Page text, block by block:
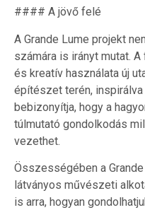
#### A jövő felé
A Grande Lume projekt
számára is irányt mutat.
és kreatív használata új
építészet terén,
bebizonyítja, hogy a
túlmutató gondolkodás
vezethet.
Összességében a
látványos művészeti
is arra, hogyan